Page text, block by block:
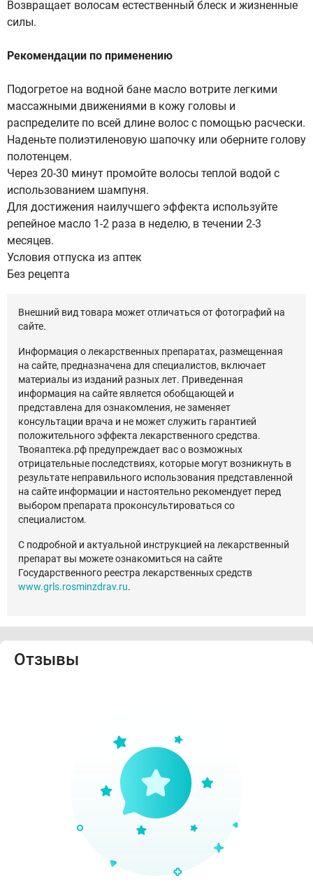
Возвращает волосам естественный блеск и жизненные
силы.
Рекомендации по применению
Подогретое на водной бане масло вотрите легкими
массажными движениями в кожу головы и
распределите по всей длине волос с помощью расчески.
Наденьте полиэтиленовую шапочку или оберните голову
полотенцем.
Через 20-30 минут промойте волосы теплой водой с
использованием шампуня.
Для достижения наилучшего эффекта используйте
репейное масло 1-2 раза в неделю, в течении 2-3
месяцев.
Условия отпуска из аптек
Без рецепта
Внешний вид товара может отличаться от фотографий на
сайте.
Информация о лекарственных препаратах, размещенная
на сайте, предназначена для специалистов, включает
материалы из изданий разных лет. Приведенная
информация на сайте является обобщающей и
представлена для ознакомления, не заменяет
консультации врача и не может служить гарантией
положительного эффекта лекарственного средства.
Твояаптека.рф предупреждает вас о возможных
отрицательные последствиях, которые могут возникнуть в
результате неправильного использования представленной
на сайте информации и настоятельно рекомендует перед
выбором препарата проконсультироваться со
специалистом.
С подробной и актуальной инструкцией на лекарственный
препарат вы можете ознакомиться на сайте
Государственного реестра лекарственных средств
www.grls.rosminzdrav.ru.
Отзывы